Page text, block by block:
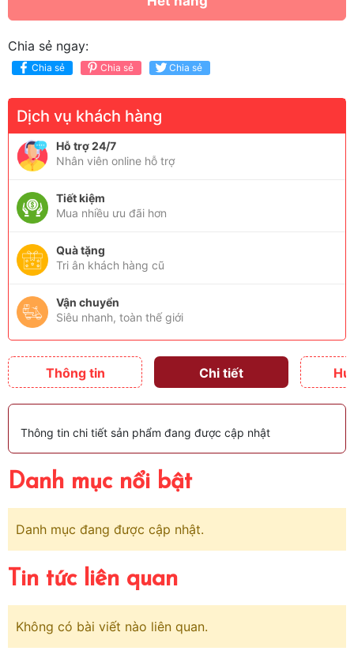
Chia sẻ ngay:
Chia sẻ Chia sẻ Chia sẻ
Dịch vụ khách hàng
Hỗ trợ 24/7
Nhân viên online hỗ trợ
Tiết kiệm
Mua nhiều ưu đãi hơn
Quà tặng
Tri ân khách hàng cũ
Vận chuyển
Siêu nhanh, toàn thế giới
Thông tin Chi tiết
Thông tin chi tiết sản phẩm đang được cập nhật
Danh mục nổi bật
Danh mục đang được cập nhật.
Tin tức liên quan
Không có bài viết nào liên quan.